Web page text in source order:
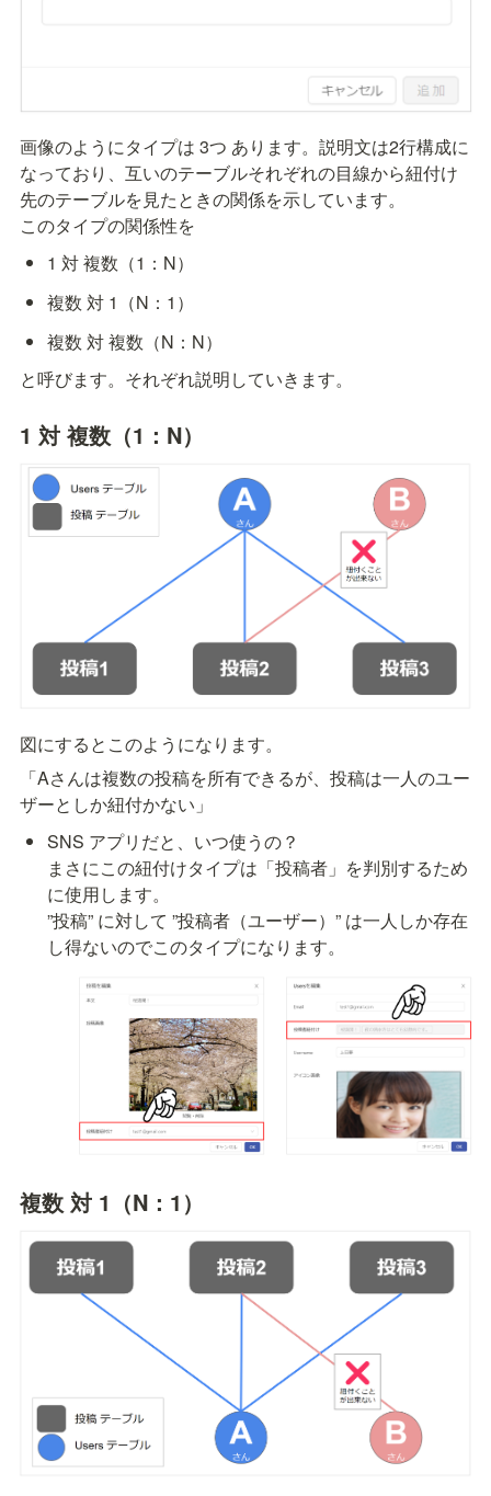
画像のようにタイプは 3つ あります。説明文は2行構成に
なっており、互いのテーブルそれぞれの目線から紐付け
先のテーブルを見たときの関係を示しています。
このタイプの関係性を
1 対 複数（1：N）
複数 対 1（N：1）
複数 対 複数（N：N）
と呼びます。それぞれ説明していきます。
1 対 複数（1：N）
図にするとこのようになります。
「Aさんは複数の投稿を所有できるが、投稿は一人のユー
ザーとしか紐付かない」
SNS アプリだと、いつ使うの？
まさにこの紐付けタイプは「投稿者」を判別するため
に使用します。
”投稿” に対して ”投稿者（ユーザー）” は一人しか存在
し得ないのでこのタイプになります。
複数 対 1（N：1）